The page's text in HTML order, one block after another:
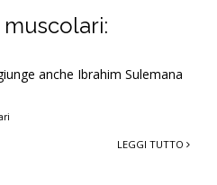
anche Ibrahim Sulemana
LEGGI TUTTO